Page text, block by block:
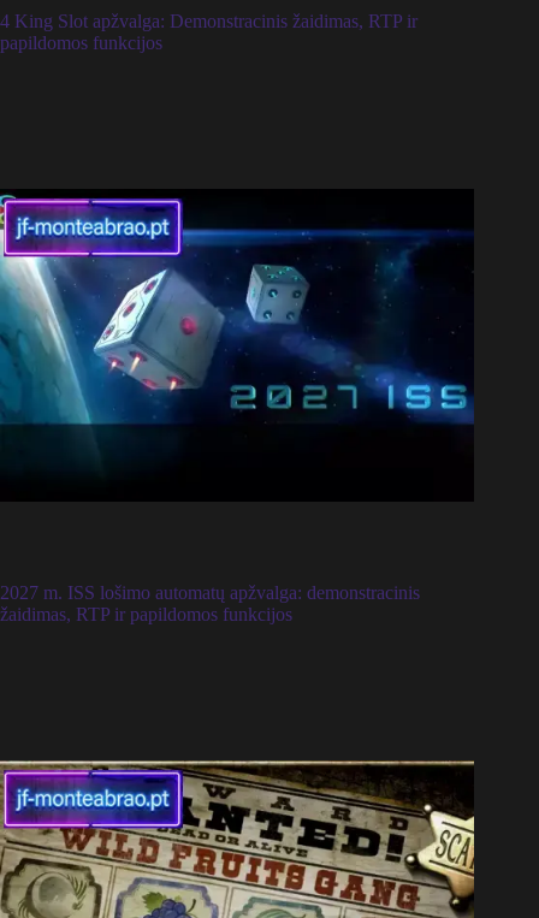
4 King Slot apžvalga: Demonstracinis žaidimas, RTP ir
papildomos funkcijos
2027 m. ISS lošimo automatų apžvalga: demonstracinis
žaidimas, RTP ir papildomos funkcijos